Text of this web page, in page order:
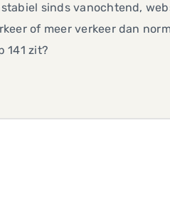
sinds vanochtend,
of meer verkeer dan
141 zit?